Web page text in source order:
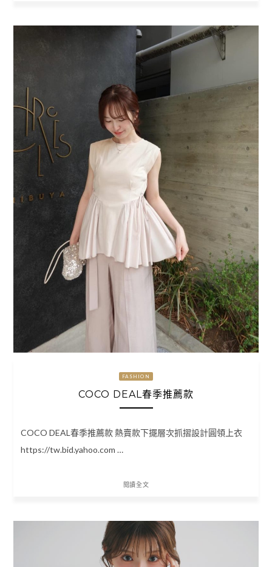
FASHION
COCO DEAL春季推薦款
COCO DEAL春季推薦款 熱賣款下擺層次抓摺設計圓領上衣
https://tw.bid.yahoo.com …
閱讀全文